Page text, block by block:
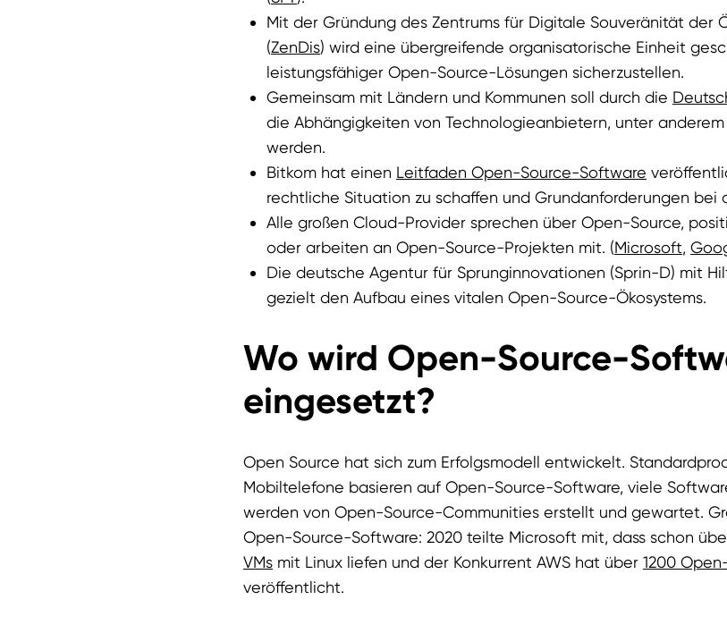
Mit der Gründung des Zentrums für Digitale Souveränität der
(ZenDis) wird eine übergreifende organisatorische Einheit
leistungsfähiger Open-Source-Lösungen sicherzustellen.
Gemeinsam mit Ländern und Kommunen soll durch die
die Abhängigkeiten von Technologieanbietern, unter
werden.
Bitkom hat einen Leitfaden Open-Source-Software
rechtliche Situation zu schaffen und Grundanforderungen bei
Alle großen Cloud-Provider sprechen über Open-Source,
oder arbeiten an Open-Source-Projekten mit. (Microsoft,
Die deutsche Agentur für Sprunginnovationen (Sprin-D) mit
gezielt den Aufbau eines vitalen Open-Source-Ökosystems.
Wo wird Open-Source-
eingesetzt?
Open Source hat sich zum Erfolgsmodell entwickelt.
Mobiltelefone basieren auf Open-Source-Software, viele
werden von Open-Source-Communities erstellt und gewartet.
Open-Source-Software: 2020 teilte Microsoft mit, dass schon
VMsmit Linux liefen und der Konkurrent AWS hat über 1200
veröffentlicht.